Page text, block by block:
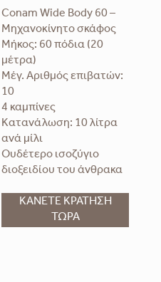
Conam Wide Body 60 –
Μηχανοκίνητο σκάφος
Μήκος: 60 πόδια (20
μέτρα)
Μέγ. Αριθμός επιβατών:
10
4 καμπίνες
Κατανάλωση: 10 λίτρα
ανά μίλι
Ουδέτερο ισοζύγιο
διοξειδίου του άνθρακα
ΚΑΝΕΤΕ ΚΡΑΤΗΣΗ
ΤΩΡΑ